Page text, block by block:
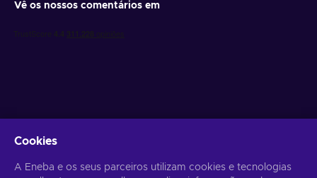
Vê os nossos comentários em
Cookies
A Eneba e os seus parceiros utilizam cookies e tecnologias